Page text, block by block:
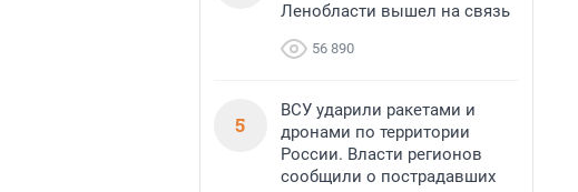
Ленобласти вышел на связь
56 890
5
ВСУ ударили ракетами и
дронами по территории
России. Власти регионов
сообщили о пострадавших